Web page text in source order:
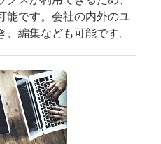
能です。会社の内外のユ
編集なども可能です。